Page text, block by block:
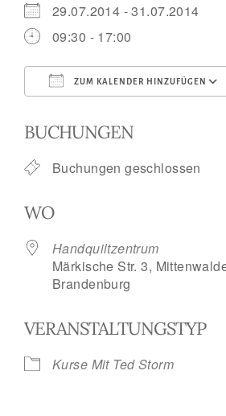
29.07.2014 - 31.07.2014
09:30 - 17:00
ZUM KALENDER HINZUFÜGEN
BUCHUNGEN
Buchungen geschlossen
WO
Handquiltzentrum
Märkische Str. 3,
Brandenburg
VERANSTALTUNGSTYP
Kurse Mit Ted Storm